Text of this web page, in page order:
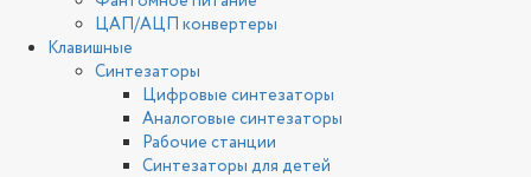
ЦАП/АЦП конвертеры
Клавишные
Синтезаторы
Цифровые синтезаторы
Аналоговые синтезаторы
Рабочие станции
Синтезаторы для детей